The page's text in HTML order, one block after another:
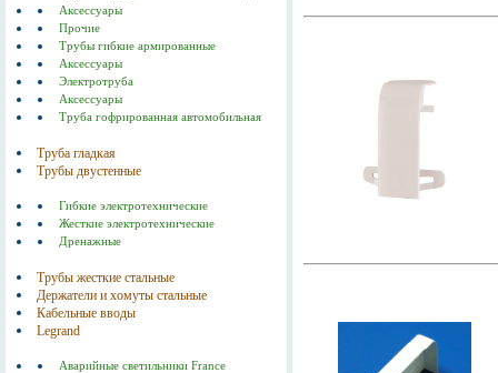
Аксессуары
Прочие
Трубы гибкие армированные
Аксессуары
Электротруба
Аксессуары
Труба гофрированная автомобильная
Труба гладкая
Трубы двустенные
Гибкие электротехнические
Жесткие электротехнические
Дренажные
Трубы жесткие стальные
Держатели и хомуты стальные
Кабельные вводы
Legrand
Аварийные светильники France